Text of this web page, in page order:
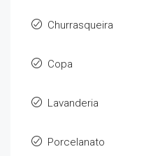
Churrasqueira
Copa
Lavanderia
Porcelanato